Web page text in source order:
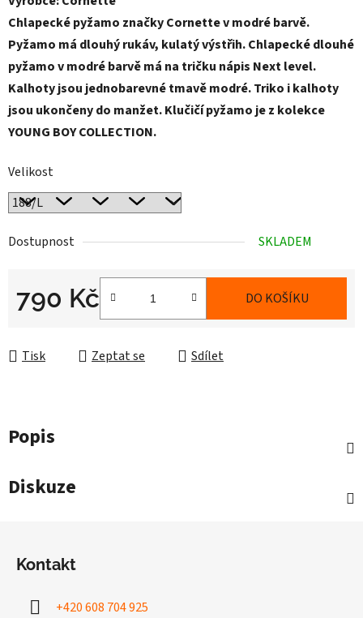
Chlapecké pyžamo značky Cornette v modré barvě.
Pyžamo má dlouhý rukáv, kulatý výstřih. Chlapecké dlouhé
pyžamo v modré barvě má na tričku nápis Next level.
Kalhoty jsou jednobarevné tmavě modré. Triko i kalhoty
jsou ukončeny do manžet. Klučičí pyžamo je z kolekce
YOUNG BOY COLLECTION.
Velikost
Dostupnost SKLADEM
790 Kč DO KOŠÍKU
Tisk Zeptat se Sdílet
Popis
Diskuze
Kontakt
+420 608 704 925